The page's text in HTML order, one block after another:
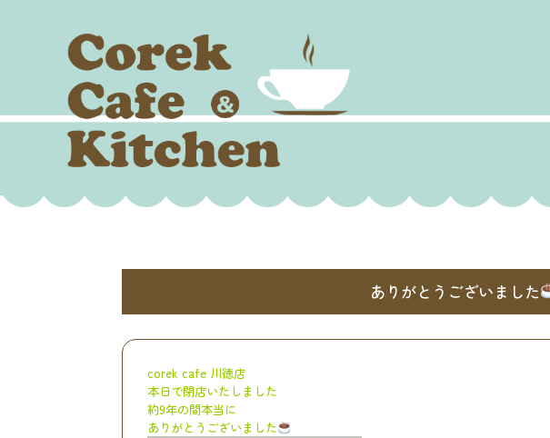
ありがとうございました
corek cafe 川徳店
本日で閉店いたしました
約9年の間本当に
ありがとうございました